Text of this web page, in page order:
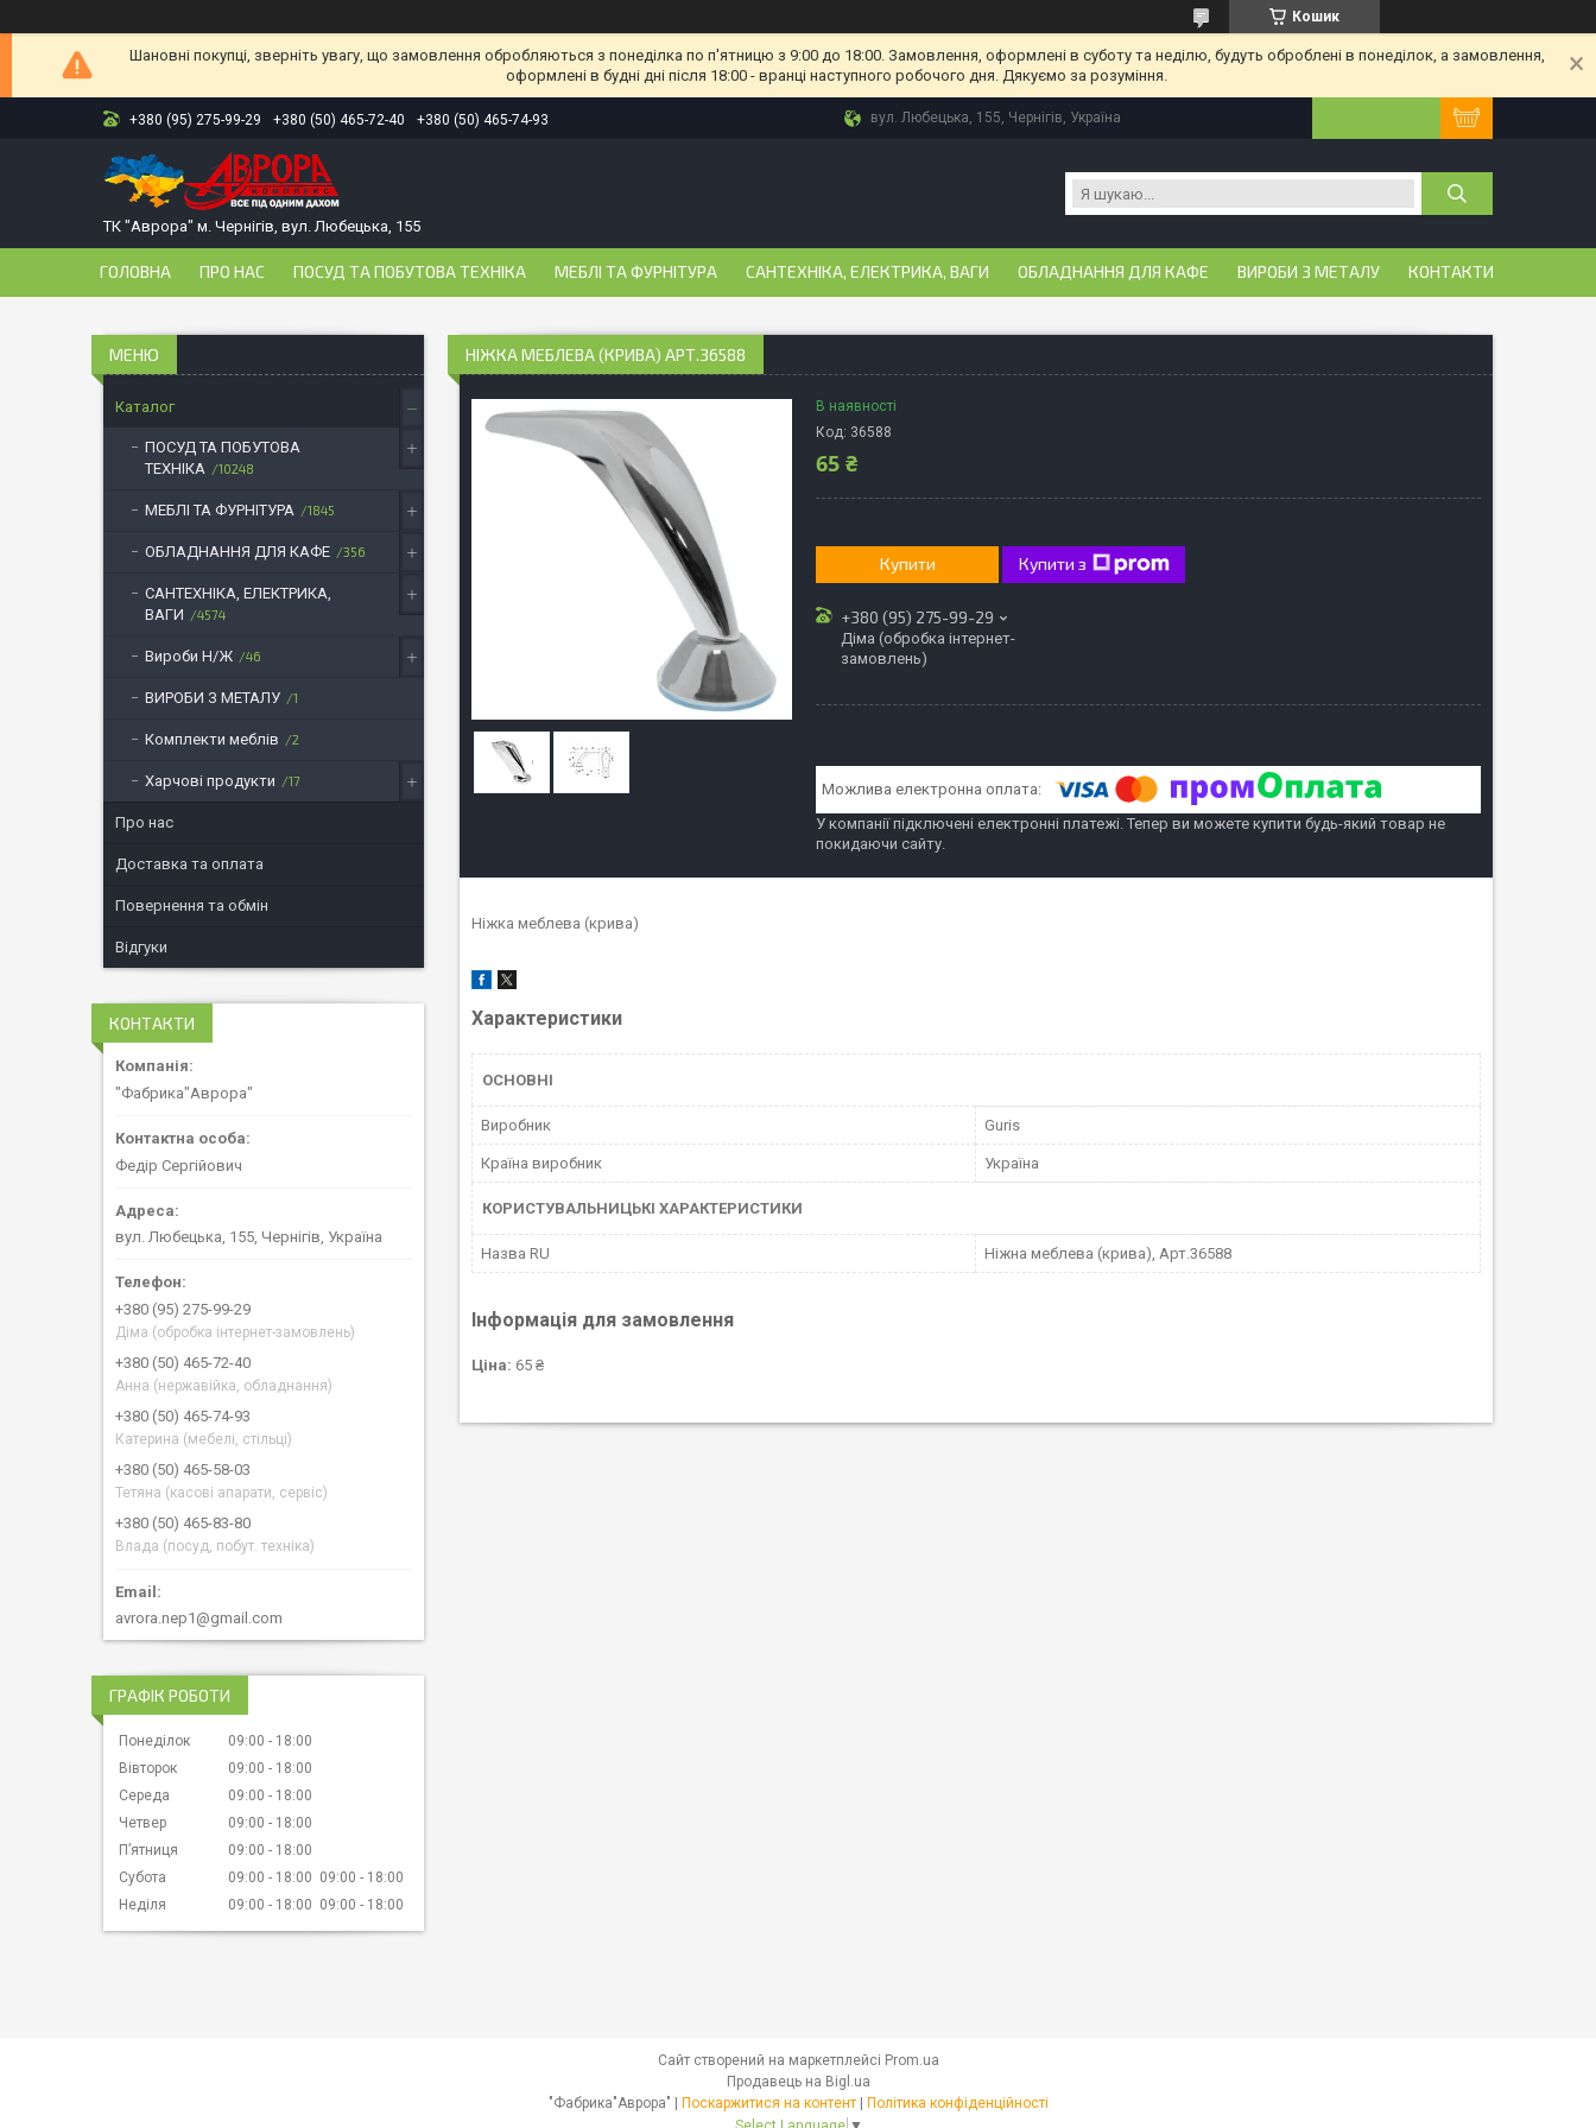
Кошик
Шановні покупці, зверніть увагу, що замовлення обробляються з понеділка по п'ятницю з 9:00 до 18:00. Замовлення, оформлені в суботу та неділю, будуть оброблені в понеділок, а замовлення,
оформлені в будні дні після 18:00 - вранці наступного робочого дня. Дякуємо за розуміння.
+380 (95) 275-99-29 +380 (50) 465-72-40 +380 (50) 465-74-93 вул. Любецька, 155, Чернігів, Україна
ТК "Аврора" м. Чернігів, вул. Любецька, 155
ГОЛОВНА ПРО НАС ПОСУД ТА ПОБУТОВА ТЕХНІКА МЕБЛІ ТА ФУРНІТУРА САНТЕХНІКА, ЕЛЕКТРИКА, ВАГИ ОБЛАДНАННЯ ДЛЯ КАФЕ ВИРОБИ З МЕТАЛУ КОНТАКТИ
НІЖКА МЕБЛЕВА (КРИВА) АРТ.36588
В наявності
Код: 36588
65 ₴
Купити Купити з
+380 (95) 275-99-29
Діма (обробка інтернет-
замовлень)
У компанії підключені електронні платежі. Тепер ви можете купити будь-який товар не
покидаючи сайту.
Ніжка меблева (крива)
Характеристики
ОСНОВНІ
Виробник Guris
Країна виробник Україна
КОРИСТУВАЛЬНИЦЬКІ ХАРАКТЕРИСТИКИ
Назва RU Ніжна меблева (крива), Арт.36588
Інформація для замовлення
Ціна: 65 ₴
Каталог
ПОСУД ТА ПОБУТОВА
ТЕХНІКА
10248
МЕБЛІ ТА ФУРНІТУРА 1845
ОБЛАДНАННЯ ДЛЯ КАФЕ 356
САНТЕХНІКА, ЕЛЕКТРИКА,
ВАГИ
4574
Вироби Н/Ж 46
ВИРОБИ З МЕТАЛУ 1
Комплекти меблів 2
Харчові продукти 17
Про нас
Доставка та оплата
Повернення та обмін
Відгуки
КОНТАКТИ
"Фабрика"Аврора"
Федір Сергійович
вул. Любецька, 155, Чернігів, Україна
+380 (95) 275-99-29
Діма (обробка інтернет-замовлень)
+380 (50) 465-72-40
Анна (нержавійка, обладнання)
+380 (50) 465-74-93
Катерина (мебелі, стільці)
+380 (50) 465-58-03
Тетяна (касові апарати, сервіс)
+380 (50) 465-83-80
Влада (посуд, побут. техніка)
avrora.nep1@gmail.com
ГРАФІК РОБОТИ
Понеділок 09:00
18:00
Вівторок
09:00
18:00
Середа
09:00
18:00
Четвер
09:00
18:00
Пʼятниця
09:00
18:00
Субота
09:00 18:00 09:00
18:00
Неділя
09:00 18:00 09:00 18:00
Сайт створений на маркетплейсі Prom.ua
Продавець на Bigl.ua
Поскаржитися на контент
Політика конфіденційності